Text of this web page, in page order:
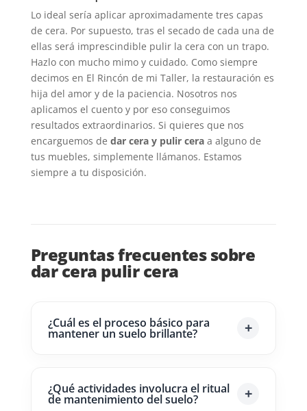
Lo ideal sería aplicar aproximadamente tres capas
de cera. Por supuesto, tras el secado de cada una de
ellas será imprescindible pulir la cera con un trapo.
Hazlo con mucho mimo y cuidado. Como siempre
decimos en El Rincón de mi Taller, la restauración es
hija del amor y de la paciencia. Nosotros nos
aplicamos el cuento y por eso conseguimos
resultados extraordinarios. Si quieres que nos
encarguemos de dar cera y pulir ceraa alguno de
tus muebles, simplemente llámanos. Estamos
siempre a tu disposición.
Preguntas frecuentes sobre
dar cera pulir cera
¿Cuál es el proceso básico para
mantener un suelo brillante?
¿Qué actividades involucra el ritual
de mantenimiento del suelo?